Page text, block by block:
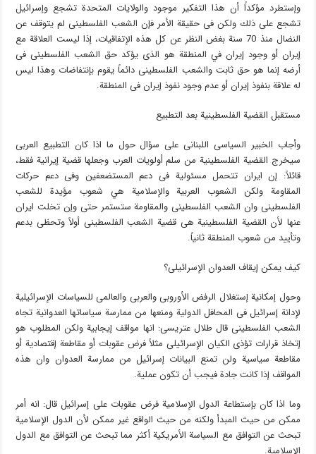
وإستطرد مؤکداً أن هذا التفکیر موجود والولایات المتحدة تشجع وإسرائیل
تشجع علی ذلك ولکن فی حقیقة الأمر فإن الشعب الفلسطینی لم یتوقف عن
النضال منذ 70 سنة بغض النظر عن کل هذه الإتفاقیات، إذا لیست العلاقة مع
إیران أو وجود إیران في المنطقة هو الذی یؤکد حق الشعب الفلسطینی فی
أرضه إنما هو حق ثابت والشعب الفلسطینی دائماً یقوم بإنتفاضات وهذا لیس
له علاقة بنفوذ إیران أو عدم وجود نفوذ إیران فی المنطقة.
مستقبل القضیة الفلسطینیة بعد التطبیع
وأجاب الخبیر السیاسی اللبنانی علی سؤال حول ما اذا کان التطبیع العربی
سیخرج القضیة الفلسطینیة من سلم أولویات العرب وجعلها قضیة إیرانیة فقط،
قائلاً: إن ایران تتحمل مسئولیة فی دعم المستضعفین وفی دعم حرکات
المقاومة ولکن الشعوب العربیة والإسلامیة هي شعوب مؤیدة للشعب
الفلسطینی وان الشعب الفلسطینی والمقاومة ستستمر حتی وإن تخلت ایران
عنها لأن القضیة الفلسطینیة هی قضیة الشعب الفلسطینی أولاً وتحظی بدعم
وتأیید من شعوب المنطقة ثانیاً.
کیف یمکن إیقاف العدوان الإسرائیلی؟
وحول إمکانیة إستغلال الرفض الأوروبی والعربی والعالمی للسیاسات الإسرائیلیة
لإدانة إسرائیل فی المحافل الدولیة ومنعها من ممارسة سیاساتها العدوانیة تجاه
الشعب الفلسطینی قال طلال عتریسی: انها مواقف إیجابیة ولکن المطلوب هو
إتخاذ قرارات تؤذی الکیان الإسرائیلی مثلاً فرض عقوبات أو مقاطعة إقتصادیة أو
مقاطعة سیاسیة ولن تمنع البیانات إسرائیل من ممارسة العدوان وان هذه
المواقف إذا کانت جادة فیجب أن تکون عملیة.
وما اذا کان بإستطاعة الدول الإسلامیة فرض عقوبات علی إسرائیل قال: انه أمر
ممکن من حیث المبدأ ولکنه من حیث الواقع غیر ممکن لأن الدول الإسلامیة
تبحث عن التوافق مع السیاسة الأمریکیة أکثر مما تبحث عن التوافق مع الدول
الإسلامیة.